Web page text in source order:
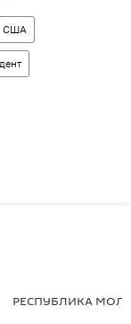
США
РЕСПУБЛИКА